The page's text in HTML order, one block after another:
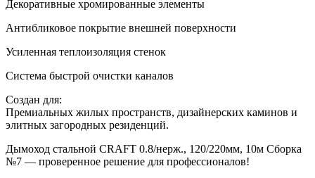
Декоративные хромированные элементы
Антибликовое покрытие внешней поверхности
Усиленная теплоизоляция стенок
Система быстрой очистки каналов
Создан для:
Премиальных жилых пространств, дизайнерских каминов и
элитных загородных резиденций.
Дымоход стальной CRAFT 0.8/нерж., 120/220мм, 10м Сборка
№7 — проверенное решение для профессионалов!